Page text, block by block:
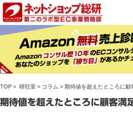
コ
ン
へ
キ
ッ
TOP > 研狂室 > コラム > 期待値を超えたところに顧
期待値を超えたところに顧客満